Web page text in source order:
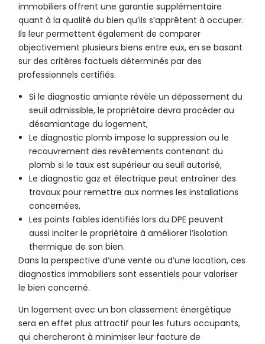
immobiliers offrent une garantie supplémentaire
quant à la qualité du bien qu’ils s’apprêtent à occuper.
Ils leur permettent également de comparer
objectivement plusieurs biens entre eux, en se basant
sur des critères factuels déterminés par des
professionnels certifiés.
Si le diagnostic amiante révèle un dépassement du
seuil admissible, le propriétaire devra procéder au
désamiantage du logement,
Le diagnostic plomb impose la suppression ou le
recouvrement des revêtements contenant du
plomb si le taux est supérieur au seuil autorisé,
Le diagnostic gaz et électrique peut entraîner des
travaux pour remettre aux normes les installations
concernées,
Les points faibles identifiés lors du DPE peuvent
aussi inciter le propriétaire à améliorer l’isolation
thermique de son bien.
Dans la perspective d’une vente ou d’une location, ces
diagnostics immobiliers sont essentiels pour valoriser
le bien concerné.
Un logement avec un bon classement énergétique
sera en effet plus attractif pour les futurs occupants,
qui chercheront à minimiser leur facture de